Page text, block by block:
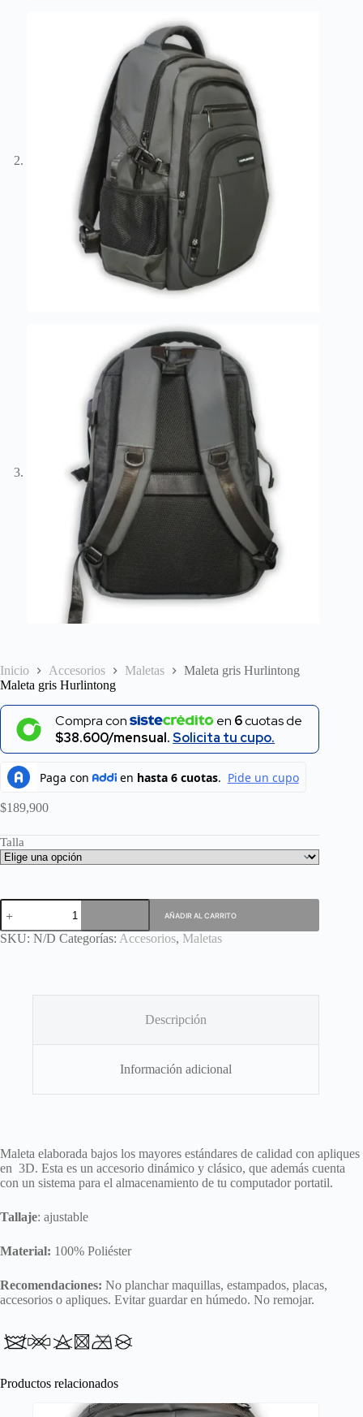
Inicio Accesorios Maletas
Maleta gris Hurlintong
Maleta gris Hurlintong
Compra con en 6cuotas de
$38.600/mensual.Solicita tu cupo.
$189,900
Talla
Maleta
gris
Hurlintong
cantidad
AÑADIR AL CARRITO
SKU: N/D Categorías: Accesorios, Maletas
Descripción
Información adicional
Maleta elaborada bajos los mayores estándares de calidad con apliques
en 3D. Esta es un accesorio dinámico y clásico, que además cuenta
con un sistema para el almacenamiento de tu computador portatil.
Tallaje: ajustable
Material: 100% Poliéster
Recomendaciones: No planchar maquillas, estampados, placas,
accesorios o apliques. Evitar guardar en húmedo. No remojar.
Productos relacionados